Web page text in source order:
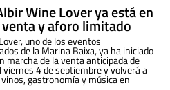
Wine Lover ya está en
y aforo limitado
uno de los eventos
de la Marina Baixa, ya ha iniciado
marcha de la venta anticipada de
4 de septiembre y volverá a
gastronomía y música en